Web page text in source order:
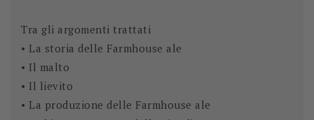
Tra gli argomenti trattati
• La storia delle Farmhouse ale
• Il malto
• Il lievito
• La produzione delle Farmhouse ale